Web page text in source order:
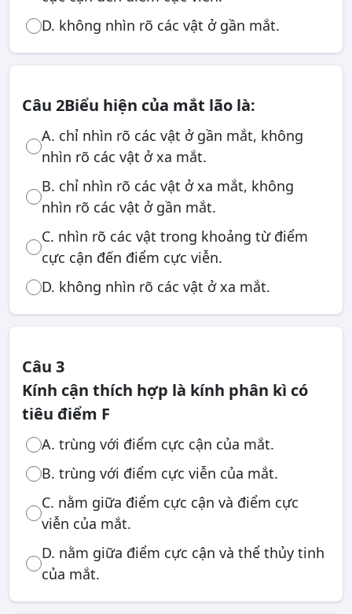
D. không nhìn rõ các vật ở gần mắt.
Câu 2Biểu hiện của mắt lão là:
A. chỉ nhìn rõ các vật ở gần mắt, không
nhìn rõ các vật ở xa mắt.
B. chỉ nhìn rõ các vật ở xa mắt, không
nhìn rõ các vật ở gần mắt.
C. nhìn rõ các vật trong khoảng từ điểm
cực cận đến điểm cực viễn.
D. không nhìn rõ các vật ở xa mắt.
Câu 3
Kính cận thích hợp là kính phân kì có
tiêu điểm F
A. trùng với điểm cực cận của mắt.
B. trùng với điểm cực viễn của mắt.
C. nằm giữa điểm cực cận và điểm cực
viễn của mắt.
D. nằm giữa điểm cực cận và thể thủy tinh
của mắt.